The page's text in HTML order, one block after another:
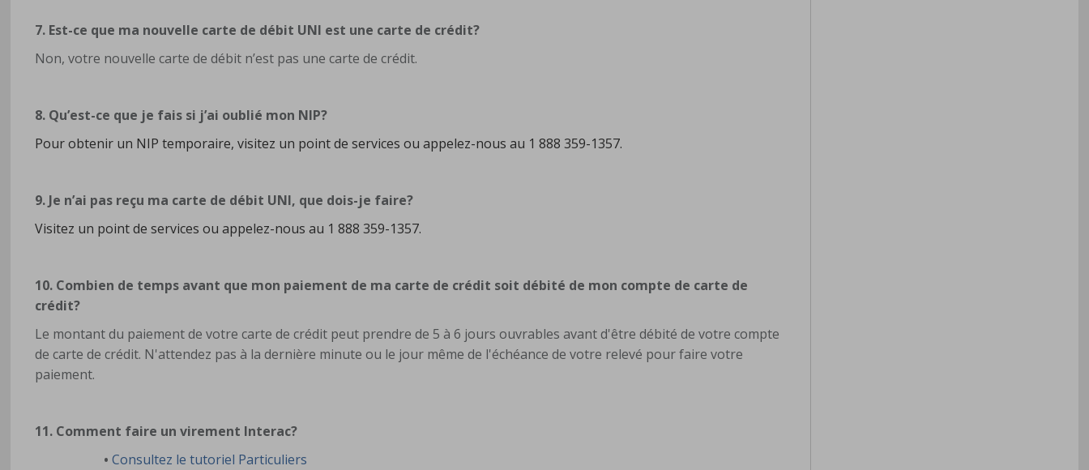
7. Est-ce que ma nouvelle carte de débit UNI est une carte de crédit?
Non, votre nouvelle carte de débit n’est pas une carte de crédit.
8. Qu’est-ce que je fais si j’ai oublié mon NIP?
Pour obtenir un NIP temporaire, visitez un point de services ou appelez-nous au 1 888 359-1357.
9. Je n’ai pas reçu ma carte de débit UNI, que dois-je faire?
Visitez un point de services ou appelez-nous au 1 888 359-1357.
10. Combien de temps avant que mon paiement de ma carte de crédit soit débité de mon compte de carte de
crédit?
Le montant du paiement de votre carte de crédit peut prendre de 5 à 6 jours ouvrables avant d'être débité de votre compte
de carte de crédit. N'attendez pas à la dernière minute ou le jour même de l'échéance de votre relevé pour faire votre
paiement.
11. Comment faire un virement Interac?
•Consultez le tutoriel Particuliers